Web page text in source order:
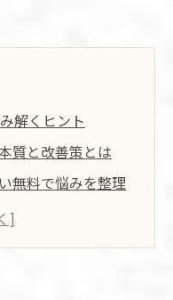
解くヒント
質と改善策とは
無料で悩みを整理
無料の信ぴょう性